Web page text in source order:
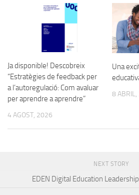
Ja disponible! Descobreix
“Estratègies de feedback per
a l’autoregulació: Com avaluar
per aprendre a aprendre”
4 AGOST, 2026
Una
8
NEXT STORY
EDEN Digital Education